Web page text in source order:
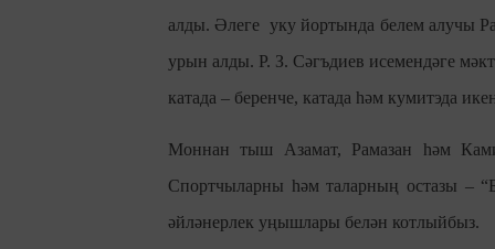
алды. Әлеге уку йортында белем алучы
урын алды. Р. З. Сәгъдиев исемендәге
катада – беренче, катада һәм кумитэда
Моннан тыш Азамат, Рамазан һәм
Спортчыларны һәм таларның остазы –
әйләнерлек уңышлары белән котлыйбыз.